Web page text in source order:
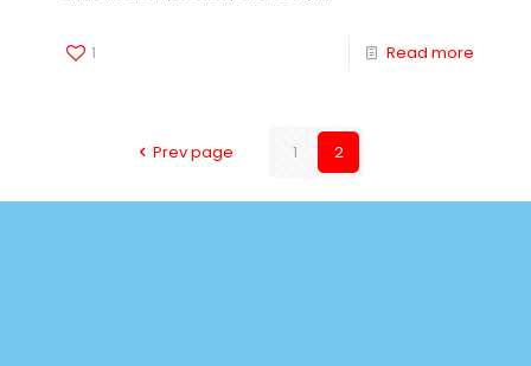
1 Read more
Prev page 1 2